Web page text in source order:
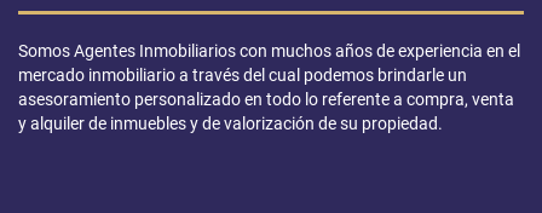
Somos Agentes Inmobiliarios con muchos años de experiencia en el
mercado inmobiliario a través del cual podemos brindarle un
asesoramiento personalizado en todo lo referente a compra, venta
y alquiler de inmuebles y de valorización de su propiedad.